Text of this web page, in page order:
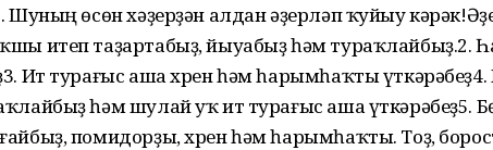
өсөн хәҙерҙән алдан әҙерләп ҡуйыу
итеп таҙартабыҙ, йыуабыҙ һәм тураҡлайбыҙ.2.
Ит турағыс аша хрен һәм һарымһаҡты
һәм шулай уҡ ит турағыс аша үткәрәбеҙ5.
помидорҙы, хрен һәм һарымһаҡты. Тоҙ,